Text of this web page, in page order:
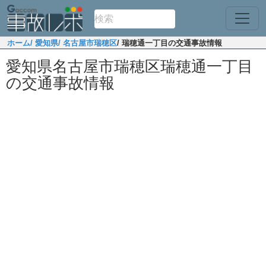
ホーム/ 愛知県/ 名古屋市瑞穂区/ 瑞穂通一丁目の交通事故情報
愛知県名古屋市瑞穂区瑞穂通一丁目
の交通事故情報